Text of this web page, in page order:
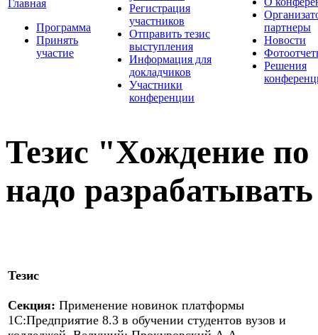
Главная
Программа
Принять
участие
Регистрация
участников
Отправить тезис
выступления
Информация для
докладчиков
Участники
конференции
партнеры
Новости
Решения
Тезис "Хождение
надо
Тезис
Секция: Применение новинок платформы
1С:Предприятие 8.3 в обучении студентов вузов и